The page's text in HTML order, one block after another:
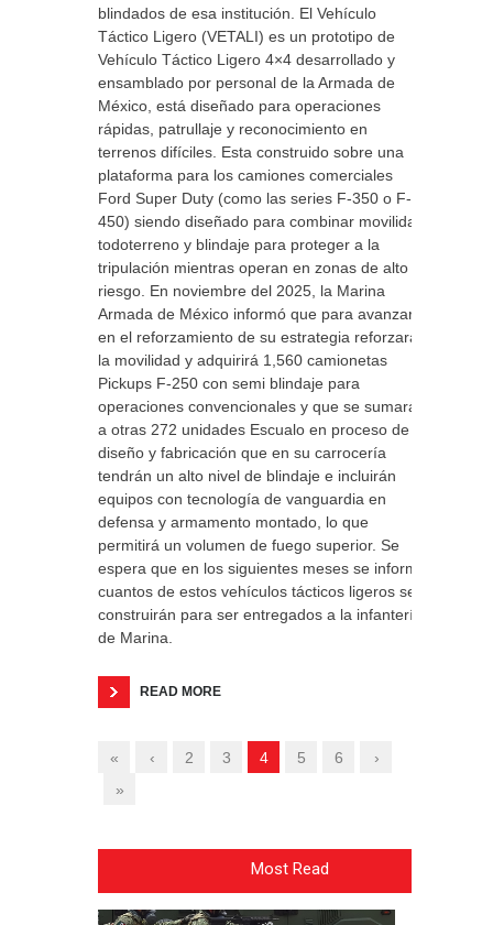
blindados de esa institución. El Vehículo
Táctico Ligero (VETALI) es un prototipo de
Vehículo Táctico Ligero 4×4 desarrollado y
ensamblado por personal de la Armada de
México, está diseñado para operaciones
rápidas, patrullaje y reconocimiento en
terrenos difíciles. Esta construido sobre una
plataforma para los camiones comerciales
Ford Super Duty (como las series F-350 o F-
450) siendo diseñado para combinar movilidad
todoterreno y blindaje para proteger a la
tripulación mientras operan en zonas de alto
riesgo. En noviembre del 2025, la Marina
Armada de México informó que para avanzar
en el reforzamiento de su estrategia reforzará
la movilidad y adquirirá 1,560 camionetas
Pickups F-250 con semi blindaje para
operaciones convencionales y que se sumarán
a otras 272 unidades Escualo en proceso de
diseño y fabricación que en su carrocería
tendrán un alto nivel de blindaje e incluirán
equipos con tecnología de vanguardia en
defensa y armamento montado, lo que
permitirá un volumen de fuego superior. Se
espera que en los siguientes meses se informe
cuantos de estos vehículos tácticos ligeros se
construirán para ser entregados a la infantería
de Marina.
READ MORE
« ‹ 2 3 4 5 6
›
»
Most Read